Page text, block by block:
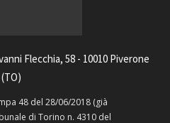
Flecchia, 58 - 10010 Piverone
(TO)
48 del 28/06/2018 (già
di Torino n. 4310 del